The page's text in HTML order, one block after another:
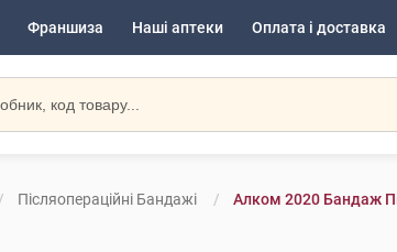
Франшиза Наші аптеки Оплата і доставка
Післяопераційні Бандажі Алком 2020 Бандаж